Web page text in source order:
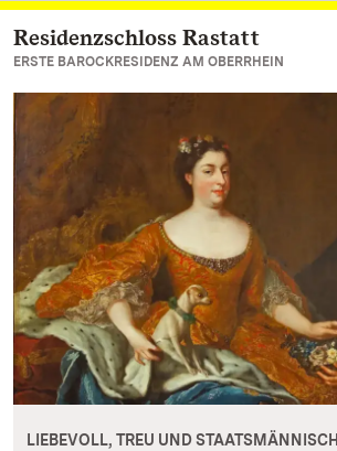
Zum Hauptinhalt springen
Residenzschloss Rastatt
ERSTE BAROCKRESIDENZ AM OBERRHEIN
LIEBEVOLL, TREU UND STAATSMÄNNISCH